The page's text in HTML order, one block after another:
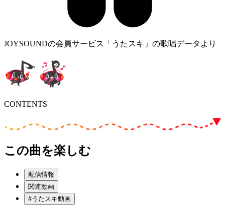
JOYSOUNDの会員サービス「うたスキ」の歌唱データより
CONTENTS
この曲を楽しむ
配信情報
関連動画
#うたスキ動画